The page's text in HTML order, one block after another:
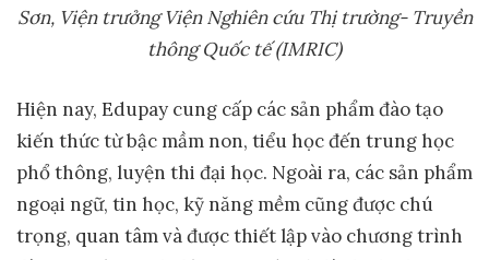
Sơn, Viện trưởng Viện Nghiên cứu Thị trường- Truyền
thông Quốc tế (IMRIC)
Hiện nay, Edupay cung cấp các sản phẩm đào tạo
kiến thức từ bậc mầm non, tiểu học đến trung học
phổ thông, luyện thi đại học. Ngoài ra, các sản phẩm
ngoại ngữ, tin học, kỹ năng mềm cũng được chú
trọng, quan tâm và được thiết lập vào chương trình